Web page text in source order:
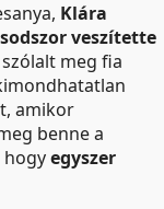
Klára
veszítette
meg fia
amikor
benne a
hogyegyszer